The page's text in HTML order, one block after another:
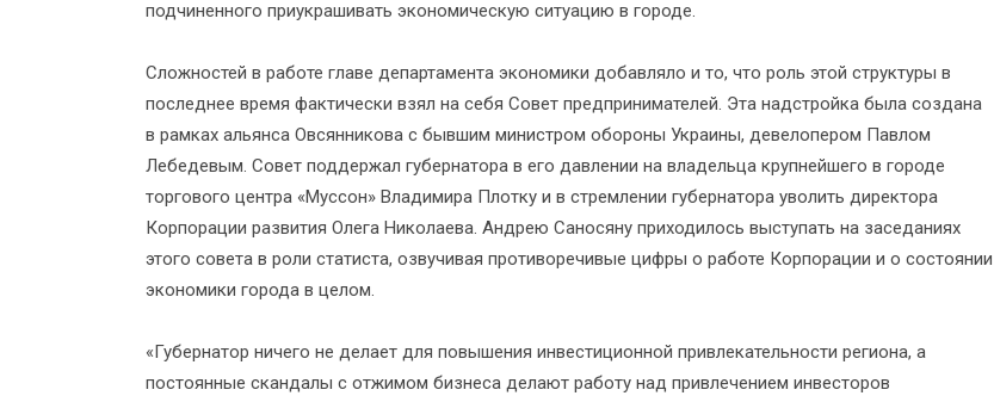
подчиненного приукрашивать экономическую ситуацию в городе.
Сложностей в работе главе департамента экономики добавляло и то, что роль этой структуры в
последнее время фактически взял на себя Совет предпринимателей. Эта надстройка была создана
в рамках альянса Овсянникова с бывшим министром обороны Украины, девелопером Павлом
Лебедевым. Совет поддержал губернатора в его давлении на владельца крупнейшего в городе
торгового центра «Муссон» Владимира Плотку и в стремлении губернатора уволить директора
Корпорации развития Олега Николаева. Андрею Саносяну приходилось выступать на заседаниях
этого совета в роли статиста, озвучивая противоречивые цифры о работе Корпорации и о состоянии
экономики города в целом.
«Губернатор ничего не делает для повышения инвестиционной привлекательности региона, а
постоянные скандалы с отжимом бизнеса делают работу над привлечением инвесторов